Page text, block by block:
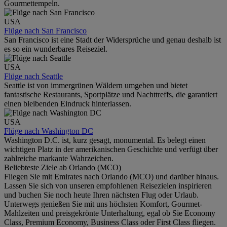
Gourmettempeln.
USA
Flüge nach San Francisco
San Francisco ist eine Stadt der Widersprüche und genau deshalb ist
es so ein wunderbares Reiseziel.
USA
Flüge nach Seattle
Seattle ist von immergrünen Wäldern umgeben und bietet
fantastische Restaurants, Sportplätze und Nachttreffs, die garantiert
einen bleibenden Eindruck hinterlassen.
USA
Flüge nach Washington DC
Washington D.C. ist, kurz gesagt, monumental. Es belegt einen
wichtigen Platz in der amerikanischen Geschichte und verfügt über
zahlreiche markante Wahrzeichen.
Beliebteste Ziele ab Orlando (MCO)
Fliegen Sie mit Emirates nach Orlando (MCO) und darüber hinaus.
Lassen Sie sich von unseren empfohlenen Reisezielen inspirieren
und buchen Sie noch heute Ihren nächsten Flug oder Urlaub.
Unterwegs genießen Sie mit uns höchsten Komfort, Gourmet-
Mahlzeiten und preisgekrönte Unterhaltung, egal ob Sie Economy
Class, Premium Economy, Business Class oder First Class fliegen.